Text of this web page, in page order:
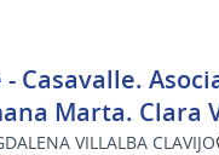
- Casavalle.
Marta. Clara
VILLALBA CLAVIJO